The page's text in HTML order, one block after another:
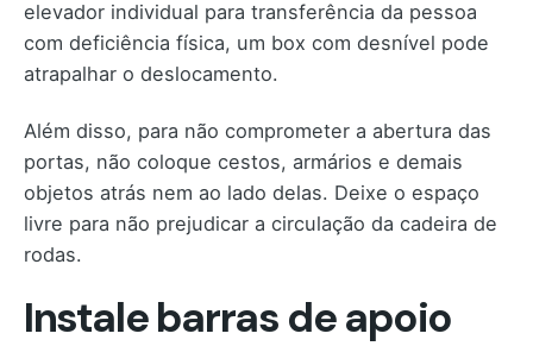
elevador individual para transferência da pessoa
com deficiência física, um box com desnível pode
atrapalhar o deslocamento.
Além disso, para não comprometer a abertura das
portas, não coloque cestos, armários e demais
objetos atrás nem ao lado delas. Deixe o espaço
livre para não prejudicar a circulação da cadeira de
rodas.
Instale barras de apoio